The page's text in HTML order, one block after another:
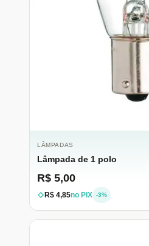
LÂMPADAS
Lâmpada de 1 polo
R$ 5,00
R$ 4,85no PIX -3%